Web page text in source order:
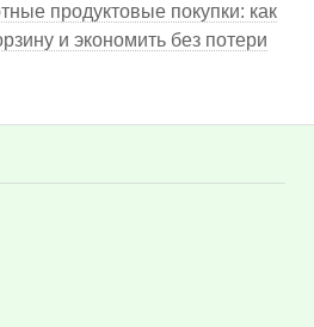
продуктовые покупки: как
и экономить без потери